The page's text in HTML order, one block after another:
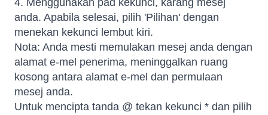
4. Menggunakan pad kekunci, karang mesej
anda. Apabila selesai, pilih 'Pilihan' dengan
menekan kekunci lembut kiri.
Nota: Anda mesti memulakan mesej anda dengan
alamat e-mel penerima, meninggalkan ruang
kosong antara alamat e-mel dan permulaan
mesej anda.
Untuk mencipta tanda @ tekan kekunci * dan pilih